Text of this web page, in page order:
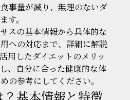
事量が減り、無理のないダ
す。
スの基本情報から具体的な
への対応まで、詳細に解説
用したダイエットのメリッ
、自分に合った健康的な体
の参考にしてください。
？基本情報と特徴